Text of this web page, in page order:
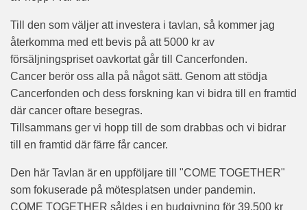
Till den som väljer att investera i tavlan, så kommer jag
återkomma med ett bevis på att 5000 kr av
försäljningspriset oavkortat går till Cancerfonden.
Cancer berör oss alla på något sätt. Genom att stödja
Cancerfonden och dess forskning kan vi bidra till en framtid
där cancer oftare besegras.
Tillsammans ger vi hopp till de som drabbas och vi bidrar
till en framtid där färre får cancer.
Den här Tavlan är en uppföljare till "COME TOGETHER"
som fokuserade på mötesplatsen under pandemin.
COME TOGETHER såldes i en budgivning för 39.500 kr